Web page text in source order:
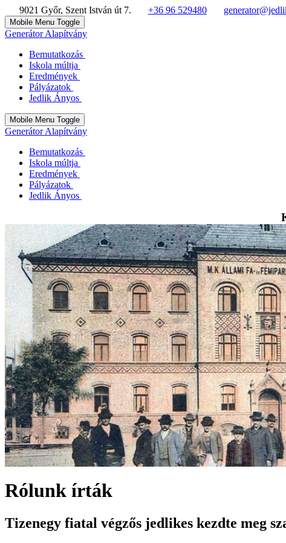
9021 Győr, Szent István út 7. +36 96 529480
Mobile Menu Toggle
Generátor Alapítvány
Bemutatkozás
Iskola múltja
Eredmények
Pályázatok
Jedlik Ányos
Mobile Menu Toggle
Generátor Alapítvány
Bemutatkozás
Iskola múltja
Eredmények
Pályázatok
Jedlik Ányos
Rólunk írták
Tizenegy fiatal végzős jedlikes kezdte meg